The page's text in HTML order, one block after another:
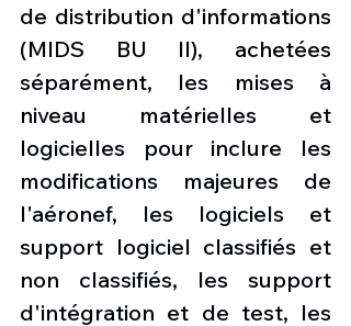
de distribution d'informations
(MIDS BU II), achetées
séparément, les mises à
niveau matérielles et
logicielles pour inclure les
modifications majeures de
l'aéronef, les logiciels et
support logiciel classifiés et
non classifiés, les support
d'intégration et de test, les